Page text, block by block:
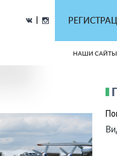
НАШИ САЙТЫ